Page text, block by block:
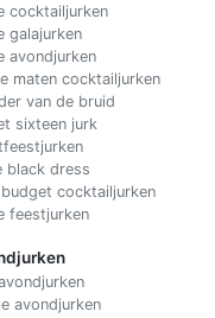
cocktailjurken
galajurken
avondjurken
maten cocktailjurken
van de bruid
sixteen jurk
black dress
cocktailjurken
feestjurken
avondjurken